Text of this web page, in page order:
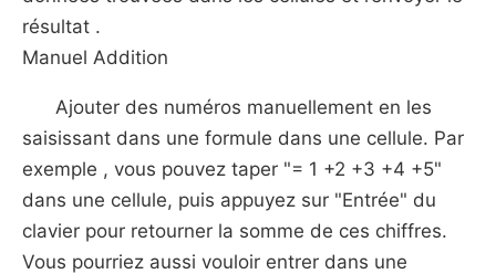
résultat .
Manuel Addition
Ajouter des numéros manuellement en les
saisissant dans une formule dans une cellule. Par
exemple , vous pouvez taper "= 1 +2 +3 +4 +5"
dans une cellule, puis appuyez sur "Entrée" du
clavier pour retourner la somme de ces chiffres.
Vous pourriez aussi vouloir entrer dans une